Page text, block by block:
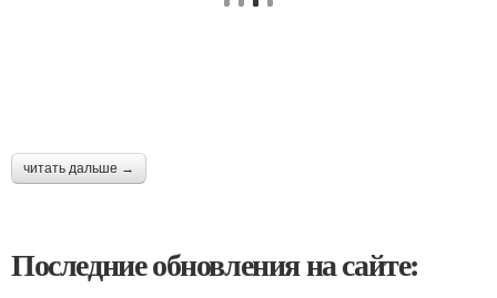
читать дальше →
Последние обновления на сайте: